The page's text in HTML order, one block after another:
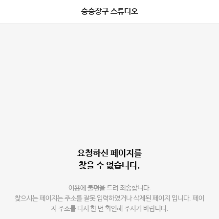
승승장구 스튜디오
요청하신 페이지를
찾을 수 없습니다.
이용에 불편을 드려 죄송합니다.
찾으시는 페이지는 주소를 잘못 입력하였거나 삭제된 페이지 입니다. 페이
지 주소를 다시 한 번 확인해 주시기 바랍니다.